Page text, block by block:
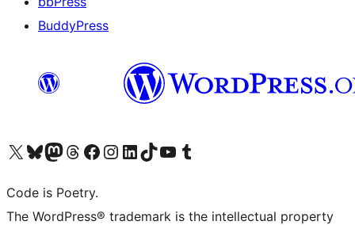
BuddyPress
Navštivte náš účet na X (dříve Twitter)
Navštivte náš Bluesky účetNavštivte náš účet Mastodon
Navštivte náš Threads účetNavštivte naši stránku na Facebooku
Navštivte náš Instagram účetNavštivte náš LinkedIn účetNavštivte náš TikTok účetNavštivte náš YouTube kanálNavštivte náš Tumblr účet
Code is Poetry.
The WordPress® trademark is the intellectual property